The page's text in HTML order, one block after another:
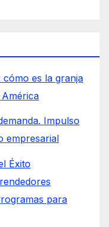
es la granja
Impulso
empresarial
Éxito
para